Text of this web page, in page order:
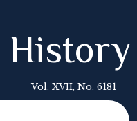
History
Vol. XVII, No. 6181